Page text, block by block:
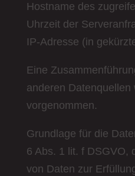
Hostname des
Uhrzeit der
IP-Adresse (in
Eine
anderen Datenquellen
vorgenommen.
Grundlage für die
6 Abs. 1 lit. f DSGVO,
von Daten zur